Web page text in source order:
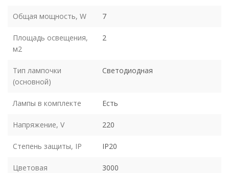
Общая мощность, W 7
Площадь освещения,
м2
2
Тип лампочки
(основной)
Светодиодная
Лампы в комплекте Есть
Напряжение, V 220
Степень защиты, IP IP20
Цветовая
3000